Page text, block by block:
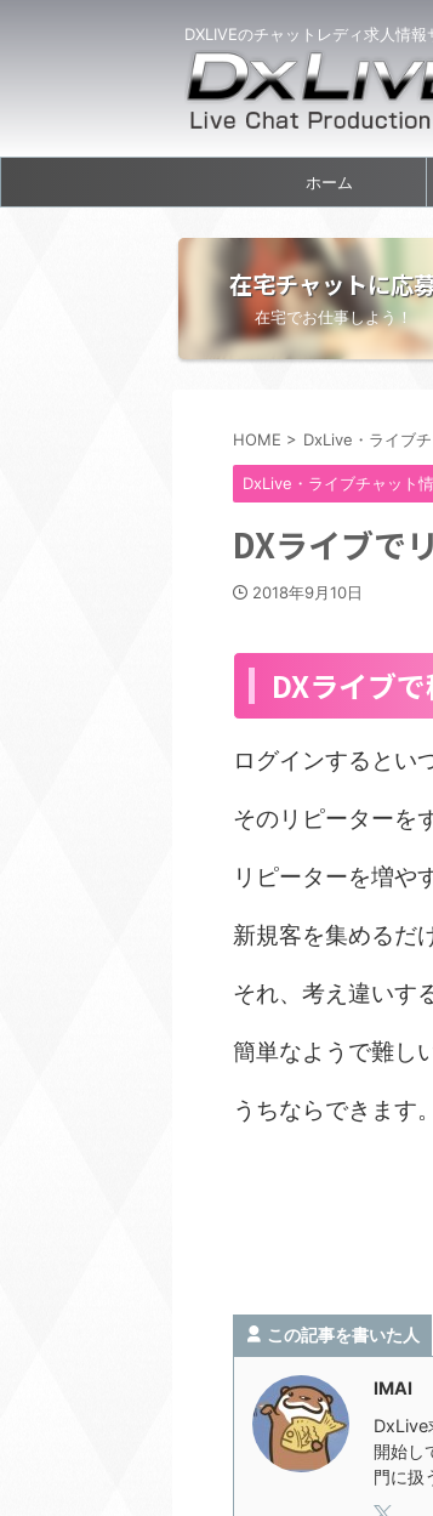
DXLIVEのチャットレディ求人情報
ホーム
在宅チャットに応
在宅でお仕事しよう！
HOME > DxLive・ライブ
DxLive・ライブチャット
DXライブで
2018年9月10日
DXライブ
ログインするとい
そのリピーターを
リピーターを増や
新規客を集めるだ
それ、考え違いす
簡単なようで難し
うちならできます
この記事を書いた人
IMAI
DxLive
開始し
門に扱